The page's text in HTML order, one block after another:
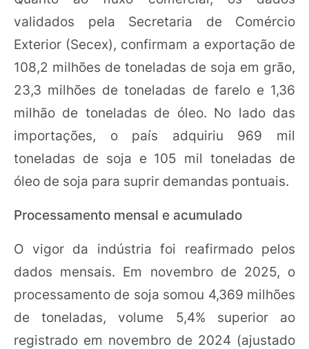
validados pela Secretaria de Comércio
Exterior (Secex), confirmam a exportação de
108,2 milhões de toneladas de soja em grão,
23,3 milhões de toneladas de farelo e 1,36
milhão de toneladas de óleo. No lado das
importações, o país adquiriu 969 mil
toneladas de soja e 105 mil toneladas de
óleo de soja para suprir demandas pontuais.
Processamento mensal e acumulado
O vigor da indústria foi reafirmado pelos
dados mensais. Em novembro de 2025, o
processamento de soja somou 4,369 milhões
de toneladas, volume 5,4% superior ao
registrado em novembro de 2024 (ajustado